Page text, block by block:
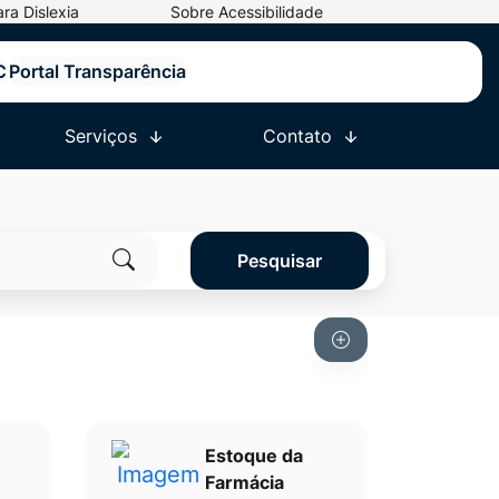
Dislexia Sobre Acessibilidade
Portal Transparência
Serviços Contato
Clique
Pesquisar
Estoque da
Farmácia